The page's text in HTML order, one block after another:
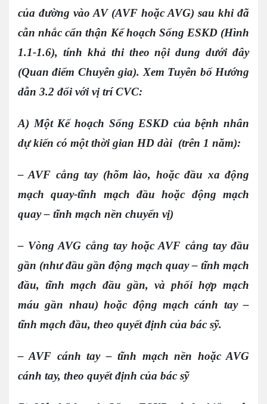
của đường vào AV (AVF hoặc AVG) sau khi đã
cẫn nhắc cẩn thận Kế hoạch Sống ESKD (Hình
1.1-1.6), tính khả thi theo nội dung dưới đây
(Quan điểm Chuyên gia). Xem Tuyên bố Hướng
dẫn 3.2 đối với vị trí CVC:
A) Một Kế hoạch Sống ESKD của bệnh nhân
dự kiến có một thời gian HD dài (trên 1 năm):
– AVF cẳng tay (hõm lào, hoặc đầu xa động
mạch quay-tĩnh mạch đầu hoặc động mạch
quay – tĩnh mạch nền chuyển vị)
– Vòng AVG cẳng tay hoặc AVF cẳng tay đầu
gần (như đầu gần động mạch quay – tĩnh mạch
đầu, tĩnh mạch đầu gần, và phối hợp mạch
máu gần nhau) hoặc động mạch cánh tay –
tĩnh mạch đầu, theo quyết định của bác sỹ.
– AVF cánh tay – tĩnh mạch nền hoặc AVG
cánh tay, theo quyết định của bác sỹ